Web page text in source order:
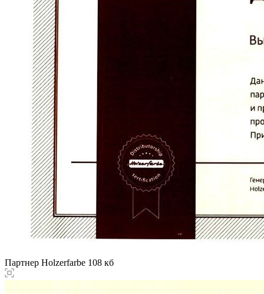
Партнер Holzerfarbe 108 кб